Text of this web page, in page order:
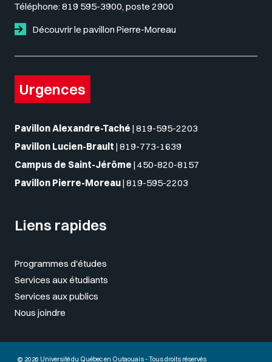
Téléphone: 819 595-3900, poste 2900
Découvrir le pavillon Pierre-Moreau
Urgences
Pavillon Alexandre-Taché | 819-595-2203
Pavillon Lucien-Brault | 819-773-1639
Campus de Saint-Jérôme | 450-820-8157
Pavillon Pierre-Moreau| 819-595-2203
Liens rapides
Programmes d'études
Services aux étudiants
Services aux publics
Nous joindre
© 2026 Université du Québec en Outaouais - Tous droits réservés